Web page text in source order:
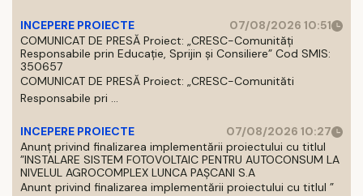
INCEPERE PROIECTE
07/08/2026 10:51
COMUNICAT DE PRESĂ Proiect: „CRESC-Comunități
Responsabile prin Educație, Sprijin și Consiliere” Cod SMIS:
350657
COMUNICAT DE PRESĂ Proiect: „CRESC-Comunităti
Responsabile pri ...
INCEPERE PROIECTE
07/08/2026 10:27
Anunț privind finalizarea implementării proiectului cu titlul
”INSTALARE SISTEM FOTOVOLTAIC PENTRU AUTOCONSUM LA
NIVELUL AGROCOMPLEX LUNCA PAȘCANI S.A
Anunt privind finalizarea implementării proiectului cu titlul ”